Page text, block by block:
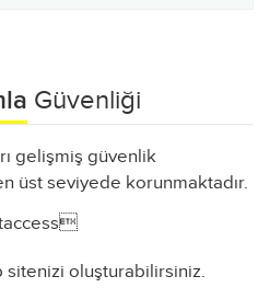
Güvenliği
gelişmiş güvenlik
üst seviyede korunmaktadır.
oluşturabilirsiniz.